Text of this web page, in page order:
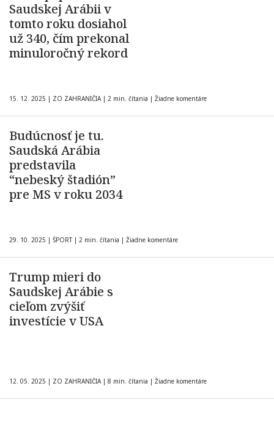
Saudskej Arábii v
tomto roku dosiahol
už 340, čím prekonal
minuloročný rekord
15. 12. 2025 | ZO ZAHRANIČIA | 2 min. čítania | Žiadne komentáre
Budúcnosť je tu.
Saudská Arábia
predstavila
“nebeský štadión”
pre MS v roku 2034
29. 10. 2025 | ŠPORT | 2 min. čítania | Žiadne komentáre
Trump mieri do
Saudskej Arábie s
cieľom zvýšiť
investície v USA
12. 05. 2025 | ZO ZAHRANIČIA | 8 min. čítania | Žiadne komentáre